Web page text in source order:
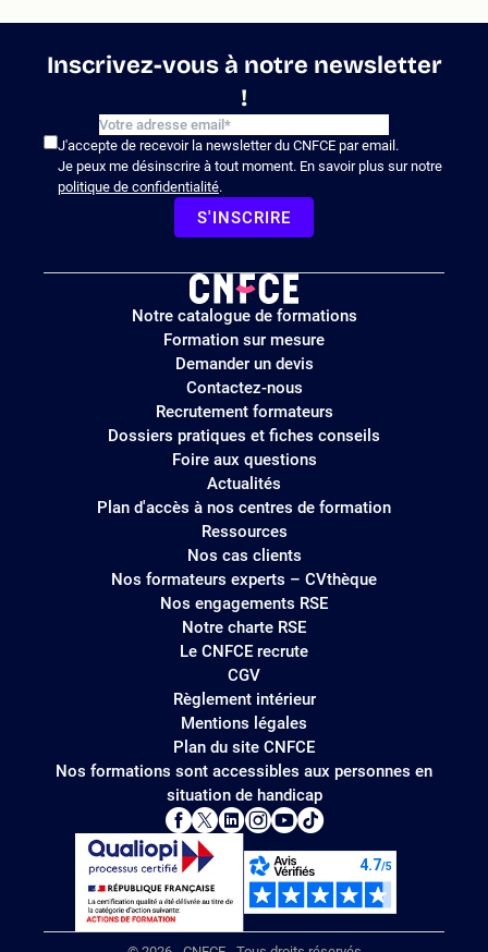
Inscrivez-vous à notre newsletter
!
J'accepte de recevoir la newsletter du CNFCE par email.
Je peux me désinscrire à tout moment. En savoir plus sur notre
politique de confidentialité.
S'INSCRIRE
Logo
site
Notre catalogue de formations
Formation sur mesure
Demander un devis
Contactez-nous
Recrutement formateurs
Dossiers pratiques et fiches conseils
Foire aux questions
Actualités
Plan d'accès à nos centres de formation
Ressources
Nos cas clients
Nos formateurs experts – CVthèque
Nos engagements RSE
Notre charte RSE
Le CNFCE recrute
CGV
Règlement intérieur
Mentions légales
Plan du site CNFCE
Nos formations sont accessibles aux personnes en
situation de handicap